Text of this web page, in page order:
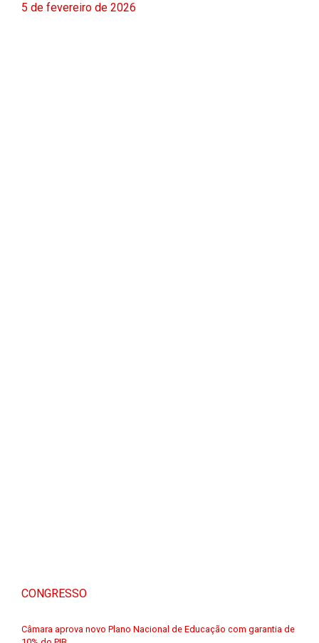
5 de fevereiro de 2026
CONGRESSO
Câmara aprova novo Plano Nacional de Educação com garantia de